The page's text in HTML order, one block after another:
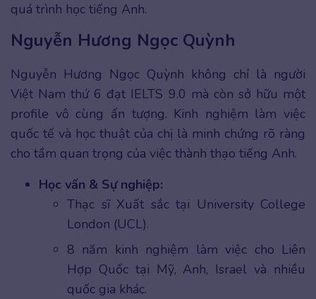
quá trình học tiếng Anh.
Nguyễn Hương Ngọc Quỳnh
Nguyễn Hương Ngọc Quỳnh không chỉ là người
Việt Nam thứ 6 đạt IELTS 9.0 mà còn sở hữu một
profile vô cùng ấn tượng. Kinh nghiệm làm việc
quốc tế và học thuật của chị là minh chứng rõ ràng
cho tầm quan trọng của việc thành thạo tiếng Anh.
Học vấn & Sự nghiệp:
Thạc sĩ Xuất sắc tại University College
London (UCL).
8 năm kinh nghiệm làm việc cho Liên
Hợp Quốc tại Mỹ, Anh, Israel và nhiều
quốc gia khác.